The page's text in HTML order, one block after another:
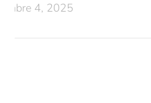
4, 2025